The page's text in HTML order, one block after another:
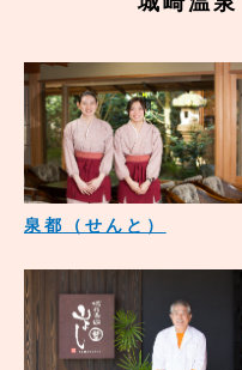
泉都（せんと）